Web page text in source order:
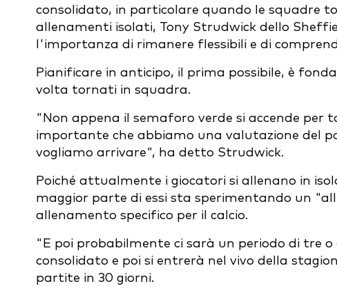
consolidato, in particolare quando le squadre
allenamenti isolati, Tony Strudwick dello
l'importanza di rimanere flessibili e di
Pianificare in anticipo, il prima possibile, è
volta tornati in squadra.
"Non appena il semaforo verde si accende
importante che abbiamo una valutazione del
vogliamo arrivare", ha detto Strudwick.
Poiché attualmente i giocatori si allenano in
maggior parte di essi sta sperimentando un
allenamento specifico per il calcio.
"E poi probabilmente ci sarà un periodo di tre
consolidato e poi si entrerà nel vivo della
partite in 30 giorni.